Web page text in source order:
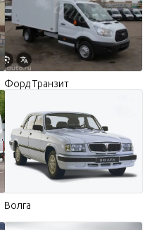
Форд Транзит
Волга